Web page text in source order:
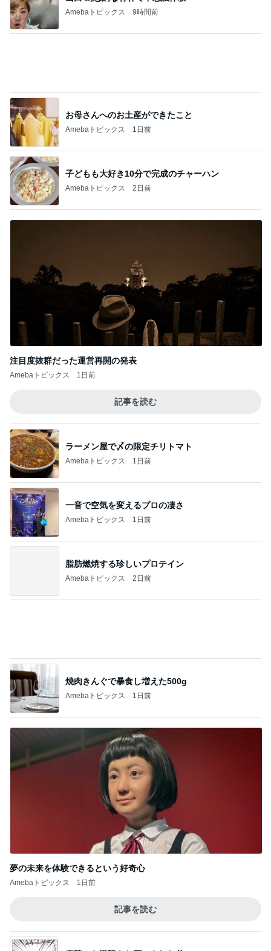
記事を読む
ラーメン屋で〆の限定チリトマト
Amebaトピックス
一音で空気を変えるプロの凄さ
脂肪燃焼する珍しいプロテイン
Amebaトピックス 2日前
焼肉きんぐで暴食し増えた500g
Amebaトピックス 1日前
夢の未来を体験できるという好奇心
Amebaトピックス
記事を読む
病院から退院をお願いされた父
水虫と診断され3歳息子への心配
1日前
プリンにマンゴーをのせてアレンジ
1日前
旦那の行動を疑ってしまう正直な気持ち
Amebaトピックス 19時間前